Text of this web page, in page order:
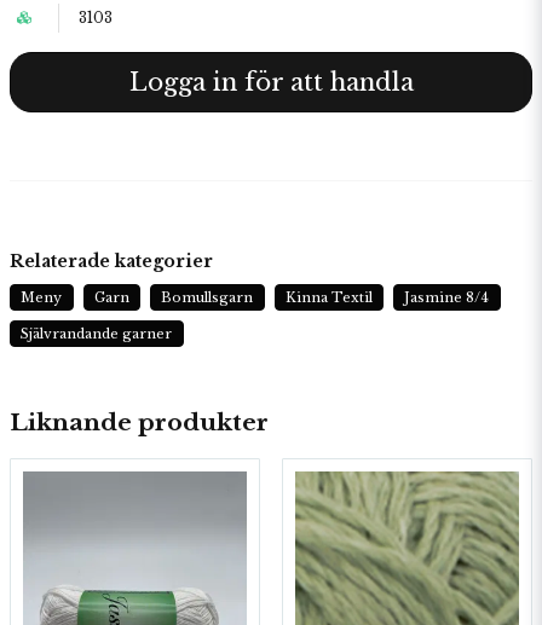
3103
Logga in för att handla
Liknande produkter
Relaterade kategorier
Meny Garn Bomullsgarn Kinna Textil Jasmine 8/4
Självrandande garner